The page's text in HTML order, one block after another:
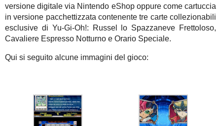
versione digitale via Nintendo eShop oppure come cartuccia
in versione pacchettizzata contenente tre carte collezionabili
esclusive di Yu-Gi-Oh!: Russel lo Spazzaneve Frettoloso,
Cavaliere Espresso Notturno e Orario Speciale.
Qui si seguito alcune immagini del gioco: